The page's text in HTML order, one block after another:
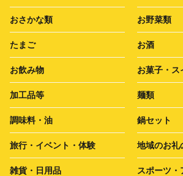
おさかな類 お野菜類
たまご お酒
お飲み物 お菓子・ス
加工品等 麺類
調味料・油 鍋セット
旅行・イベント・体験 地域のお礼
雑貨・日用品 スポーツ・